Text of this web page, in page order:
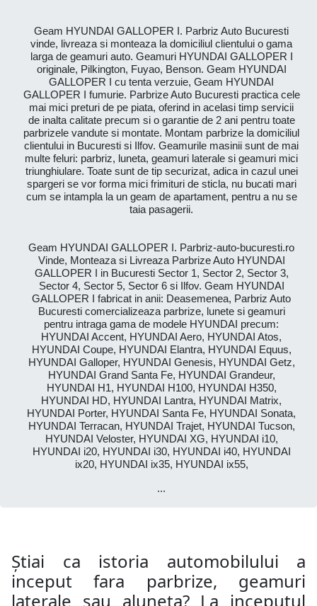
Geam HYUNDAI GALLOPER I. Parbriz Auto Bucuresti
vinde, livreaza si monteaza la domiciliul clientului o gama
larga de geamuri auto. Geamuri HYUNDAI GALLOPER I
originale, Pilkington, Fuyao, Benson. Geam HYUNDAI
GALLOPER I cu tenta verzuie, Geam HYUNDAI
GALLOPER I fumurie. Parbrize Auto Bucuresti practica cele
mai mici preturi de pe piata, oferind in acelasi timp servicii
de inalta calitate precum si o garantie de 2 ani pentru toate
parbrizele vandute si montate. Montam parbrize la domiciliul
clientului in Bucuresti si Ilfov. Geamurile masinii sunt de mai
multe feluri: parbriz, luneta, geamuri laterale si geamuri mici
triunghiulare. Toate sunt de tip securizat, adica in cazul unei
spargeri se vor forma mici frimituri de sticla, nu bucati mari
cum se intampla la un geam de apartament, pentru a nu se
taia pasagerii.
Geam HYUNDAI GALLOPER I. Parbriz-auto-bucuresti.ro
Vinde, Monteaza si Livreaza Parbrize Auto HYUNDAI
GALLOPER I in Bucuresti Sector 1, Sector 2, Sector 3,
Sector 4, Sector 5, Sector 6 si Ilfov. Geam HYUNDAI
GALLOPER I fabricat in anii: Deasemenea, Parbriz Auto
Bucuresti comercializeaza parbrize, lunete si geamuri
pentru intraga gama de modele HYUNDAI precum:
HYUNDAI Accent, HYUNDAI Aero, HYUNDAI Atos,
HYUNDAI Coupe, HYUNDAI Elantra, HYUNDAI Equus,
HYUNDAI Galloper, HYUNDAI Genesis, HYUNDAI Getz,
HYUNDAI Grand Santa Fe, HYUNDAI Grandeur,
HYUNDAI H1, HYUNDAI H100, HYUNDAI H350,
HYUNDAI HD, HYUNDAI Lantra, HYUNDAI Matrix,
HYUNDAI Porter, HYUNDAI Santa Fe, HYUNDAI Sonata,
HYUNDAI Terracan, HYUNDAI Trajet, HYUNDAI Tucson,
HYUNDAI Veloster, HYUNDAI XG, HYUNDAI i10,
HYUNDAI i20, HYUNDAI i30, HYUNDAI i40, HYUNDAI
ix20, HYUNDAI ix35, HYUNDAI ix55,
...
Știai ca istoria automobilului a
inceput fara parbrize, geamuri
laterale sau aluneta? La inceputul